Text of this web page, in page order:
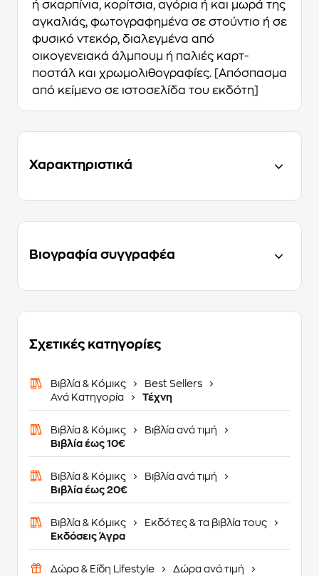
ή σκαρπίνια, κορίτσια, αγόρια ή και μωρά της
αγκαλιάς, φωτογραφημένα σε στούντιο ή σε
φυσικό ντεκόρ, διαλεγμένα από
οικογενειακά άλμπουμ ή παλιές καρτ-
ποστάλ και χρωμολιθογραφίες. [Απόσπασμα
από κείμενο σε ιστοσελίδα του εκδότη]
Χαρακτηριστικά
Βιογραφία συγγραφέα
Σχετικές κατηγορίες
Βιβλία & Κόμικς
Best Sellers
Ανά Κατηγορία
Τέχνη
Βιβλία & Κόμικς
Βιβλία ανά τιμή
Βιβλία έως 10€
Βιβλία & Κόμικς
Βιβλία ανά τιμή
Βιβλία έως 20€
Βιβλία & Κόμικς
Εκδότες & τα βιβλία τους
Eκδόσεις Άγρα
Δώρα & Είδη Lifestyle
Δώρα ανά τιμή